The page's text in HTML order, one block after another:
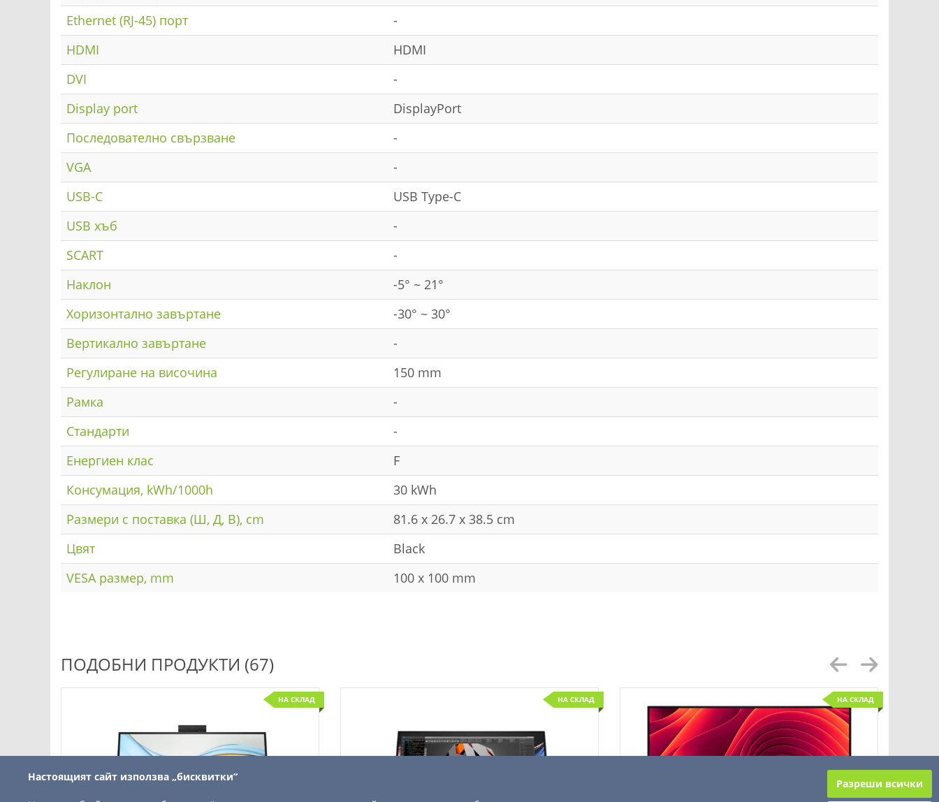
Ethernet (RJ-45) порт
-
HDMI
HDMI
DVI
-
Display port
DisplayPort
Последователно свързване
-
VGA
-
USB-C
USB Type-C
USB хъб
-
SCART
-
Наклон
-5° ~ 21°
Хоризонтално завъртане
-30° ~ 30°
Вертикално завъртане
-
Регулиране на височина
150 mm
Рамка
-
Стандарти
-
Енергиен клас
F
Консумация, kWh/1000h
30 kWh
Размери с поставка (Ш, Д, В), cm
81.6 x 26.7 x 38.5 cm
Цвят
Black
VESA размер, mm
100 x 100 mm
ПОДОБНИ ПРОДУКТИ (67)
НА СКЛАД НА СКЛАД НА СКЛАД
Настоящият сайт използва „бисквитки“
Разреши всички